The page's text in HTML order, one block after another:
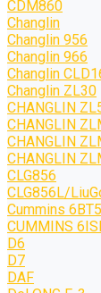
CDM860
Changlin
Changlin 956
Changlin 966
Changlin
Changlin ZL30
CHANGLIN
CHANGLIN
CHANGLIN
CHANGLIN
CLG856
CLG856L/
Cummins
CUMMINS
D6
D7
DAF